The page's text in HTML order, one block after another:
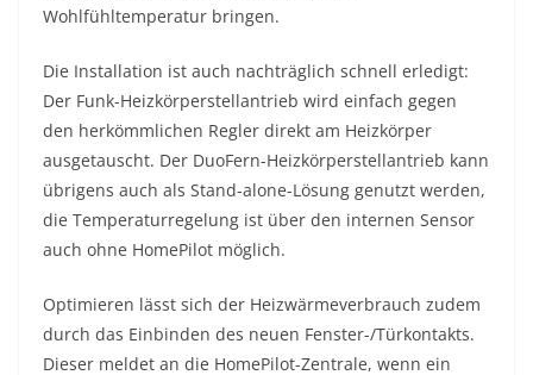
Wohlfühltemperatur bringen.
Die Installation ist auch nachträglich schnell erledigt:
Der Funk-Heizkörperstellantrieb wird einfach gegen
den herkömmlichen Regler direkt am Heizkörper
ausgetauscht. Der DuoFern-Heizkörperstellantrieb kann
übrigens auch als Stand-alone-Lösung genutzt werden,
die Temperaturregelung ist über den internen Sensor
auch ohne HomePilot möglich.
Optimieren lässt sich der Heizwärmeverbrauch zudem
durch das Einbinden des neuen Fenster-/Türkontakts.
Dieser meldet an die HomePilot-Zentrale, wenn ein